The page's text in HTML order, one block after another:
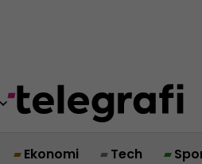
Ekonomi Tech